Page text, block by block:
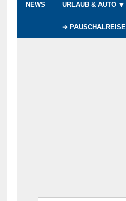
NEWS URLAUB & AUTO 🔽
➔